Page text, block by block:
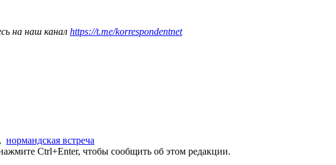
на наш канал https://t.me/korrespondentnet
, нормандская встреча
Ctrl+Enter, чтобы сообщить об этом редакции.